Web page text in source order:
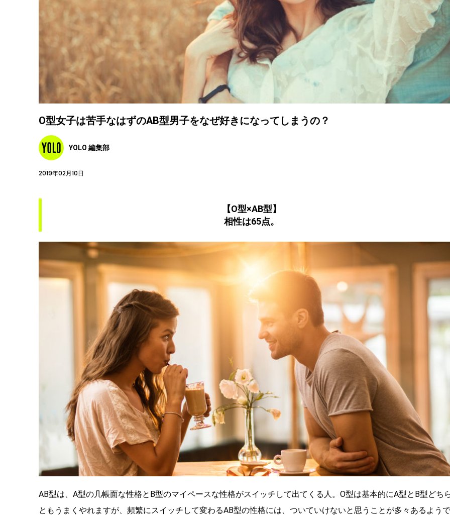
O型女子は苦手なはずのAB型男子をなぜ好きになってしまうの？
YOLO 編集部
2019年02月10日
【O型×AB型】
相性は65点。
AB型は、A型の几帳面な性格とB型のマイペースな性格がスイッチして出てくる人。O型は基本的にA型とB型どち
ともうまくやれますが、頻繁にスイッチして変わるAB型の性格には、ついていけないと思うことが多々あるようで